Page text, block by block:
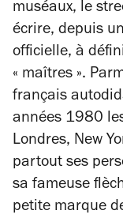
muséaux, le
écrire, depuis
officielle, à
« maîtres ».
français
années 1980
Londres, New
partout ses
sa fameuse
petite marque